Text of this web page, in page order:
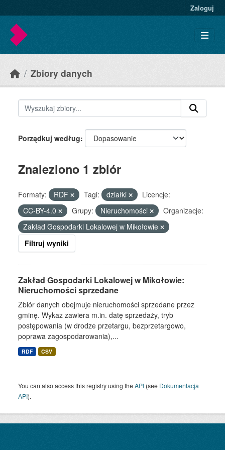
Zaloguj
Zbiory danych
Porządkuj według
Znaleziono 1 zbiór
Formaty: RDF Tagi: działki
Licencje:
CC-BY-4.0
Grupy: Nieruchomości
Organizacje:
Zakład Gospodarki Lokalowej w Mikołowie
Filtruj wyniki
Zakład Gospodarki Lokalowej w Mikołowie:
Nieruchomości sprzedane
Zbiór danych obejmuje nieruchomości sprzedane przez
gminę. Wykaz zawiera m.in. datę sprzedaży, tryb
postępowania (w drodze przetargu, bezprzetargowo,
poprawa zagospodarowania),...
RDF CSV
You can also access this registry using theAPI (see Dokumentacja
API).